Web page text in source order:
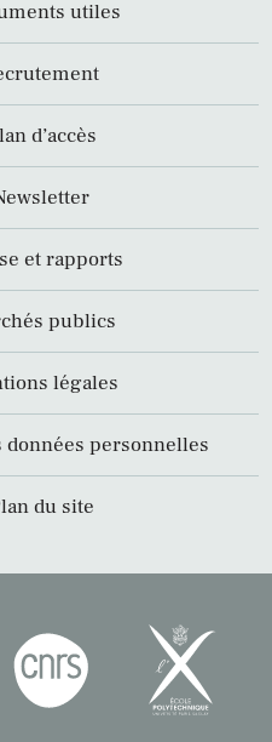
utiles
d’accès
et rapports
publics
légales
données personnelles
du site